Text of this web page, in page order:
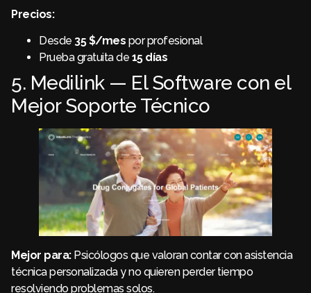
Precios:
Desde 35 $/mes por profesional
Prueba gratuita de 15 días
5. Medilink — El Software con el
Mejor Soporte Técnico
Mejor para:Psicólogos que valoran contar con asistencia
técnica personalizada y no quieren perder tiempo
resolviendo problemas solos.